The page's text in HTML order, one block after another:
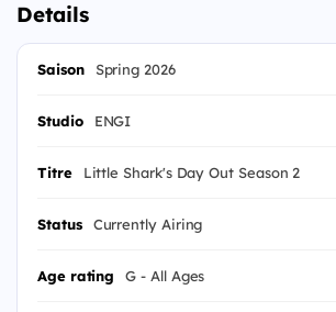
Details
Saison Spring 2026
Studio ENGI
Titre Little Shark's Day Out Season 2
Status Currently Airing
Age rating G - All Ages